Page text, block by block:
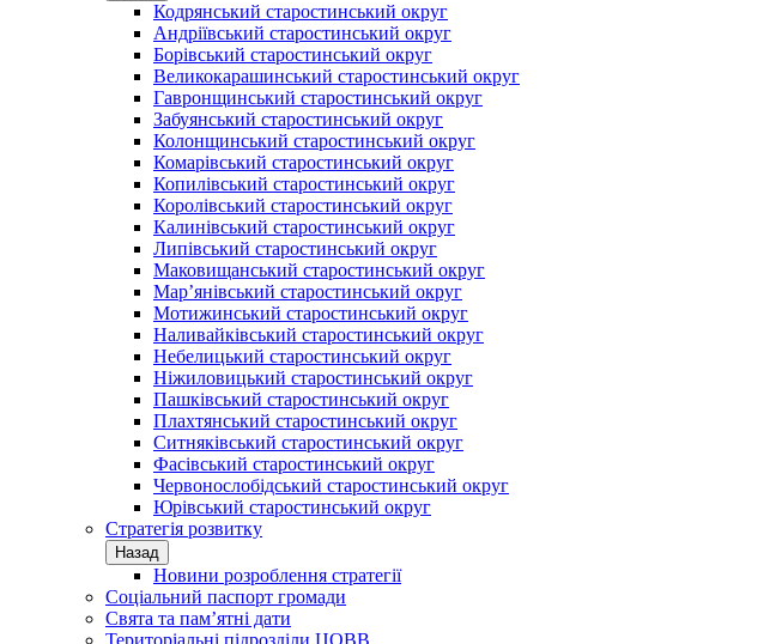
Кодрянський старостинський округ
Андріївський старостинський округ
Борівський старостинський округ
Великокарашинський старостинський округ
Гавронщинський старостинський округ
Забуянський старостинський округ
Колонщинський старостинський округ
Комарівський старостинський округ
Копилівський старостинський округ
Королівський старостинський округ
Калинівський старостинський округ
Липівський старостинський округ
Маковищанський старостинський округ
Мар’янівський старостинський округ
Мотижинський старостинський округ
Наливайківський старостинський округ
Небелицький старостинський округ
Ніжиловицький старостинський округ
Пашківський старостинський округ
Плахтянський старостинський округ
Ситняківський старостинський округ
Фасівський старостинський округ
Червонослобідський старостинський округ
Юрівський старостинський округ
Стратегія розвитку
Назад
Новини розроблення стратегії
Соціальний паспорт громади
Свята та пам’ятні дати
Територіальні підрозділи ЦОВВ